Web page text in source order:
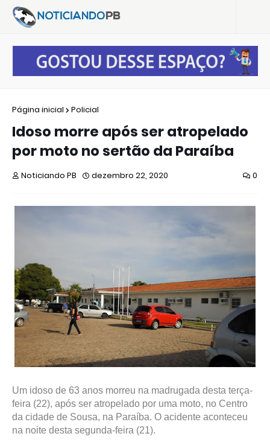
Página inicial Policial
Idoso morre após ser atropelado
por moto no sertão da Paraíba
Noticiando PB dezembro 22, 2020 0
Um idoso de 63 anos morreu na madrugada desta terça-
feira (22), após ser atropelado por uma moto, no Centro
da cidade de Sousa, na Paraíba. O acidente aconteceu
na noite desta segunda-feira (21).